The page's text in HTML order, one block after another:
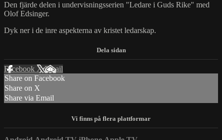
Den fjärde delen i undervisningsserien "Ledare i Guds Rike" med
Olof Edsinger.
Dyk ner i de inre aspekterna av kristet ledarskap.
Facebook XEmail
Share on Facebook
Share on X
Share via Email